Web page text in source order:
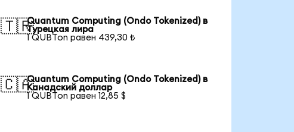
🇹🇷Quantum Computing (Ondo Tokenized) в
Турецкая лира
1 QUBTon равен 439,30 ₺
🇨🇦Quantum Computing (Ondo Tokenized) в
Канадский доллар
1 QUBTon равен 12,85 $